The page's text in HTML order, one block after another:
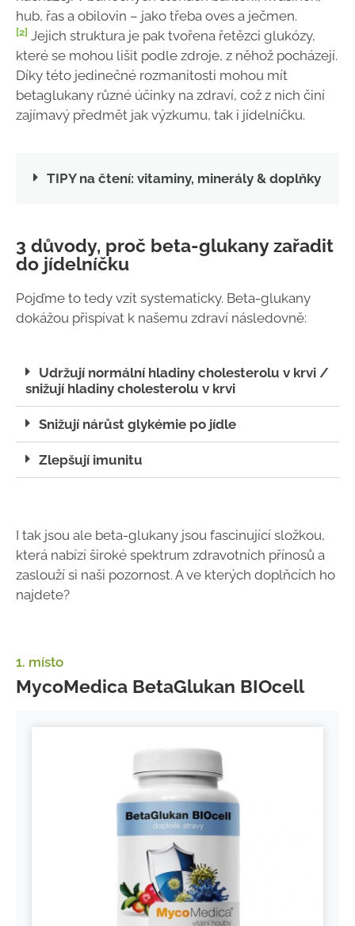
hub, řas a obilovin – jako třeba oves a ječmen.
[2] Jejich struktura je pak tvořena řetězci glukózy,
které se mohou lišit podle zdroje, z něhož pocházejí.
Díky této jedinečné rozmanitosti mohou mít
betaglukany různé účinky na zdraví, což z nich činí
zajímavý předmět jak výzkumu, tak i jídelníčku.
TIPY na čtení: vitaminy, minerály & doplňky
3 důvody, proč beta-glukany zařadit
do jídelníčku
Pojďme to tedy vzít systematicky. Beta-glukany
dokážou přispívat k našemu zdraví následovně:
Udržují normální hladiny cholesterolu v krvi /
snižují hladiny cholesterolu v krvi
Snižují nárůst glykémie po jídle
Zlepšují imunitu
I tak jsou ale beta-glukany jsou fascinující složkou,
která nabízí široké spektrum zdravotních přínosů a
zaslouží si naši pozornost. A ve kterých doplňcích ho
najdete?
1. místo
MycoMedica BetaGlukan BIOcell